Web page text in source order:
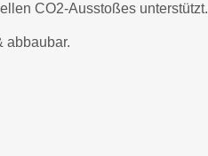
CO2-Ausstoßes unterstützt.
abbaubar.